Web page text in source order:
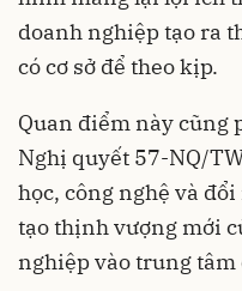
doanh nghiệp tạo ra
có cơ sở để theo kịp.
Quan điểm này cũng
Nghị quyết 57-NQ/
học, công nghệ và
tạo thịnh vượng mới
nghiệp vào trung